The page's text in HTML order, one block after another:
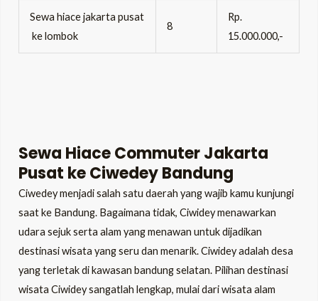
Sewa hiace jakarta pusat
ke lombok
8
Rp.
15.000.000,-
Sewa Hiace Commuter Jakarta
Pusat ke Ciwedey Bandung
Ciwedey menjadi salah satu daerah yang wajib kamu kunjungi
saat ke Bandung. Bagaimana tidak, Ciwidey menawarkan
udara sejuk serta alam yang menawan untuk dijadikan
destinasi wisata yang seru dan menarik. Ciwidey adalah desa
yang terletak di kawasan bandung selatan. Pilihan destinasi
wisata Ciwidey sangatlah lengkap, mulai dari wisata alam